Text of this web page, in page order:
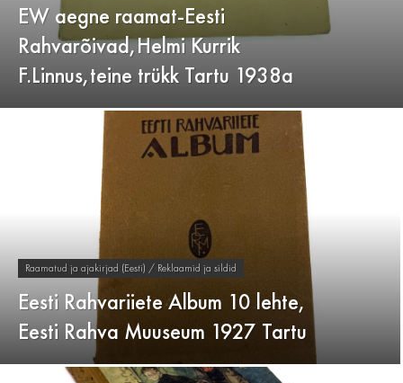
EW aegne raamat-Eesti
Rahvarõivad,Helmi Kurrik
F.Linnus,teine trükk Tartu 1938a
Raamatud ja ajakirjad (Eesti) / Reklaamid ja sildid
Eesti Rahvariiete Album 10 lehte,
Eesti Rahva Muuseum 1927 Tartu